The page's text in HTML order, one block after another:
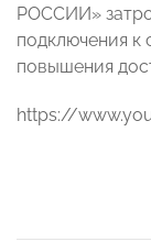
РОССИИ»
подключения к
повышения
https://